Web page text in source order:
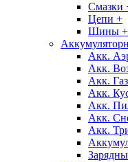
Смазки
Цепи +
Шины +
Акк.
Акк.
Акк.
Акк.
Акк.
Акк.
Акк.